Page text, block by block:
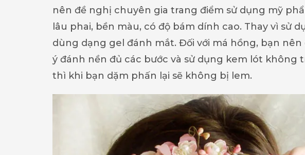
nên đề nghị chuyên gia trang điểm sử dụng mỹ
lâu phai, bền màu, có độ bám dính cao. Thay vì sử
dùng dạng gel đánh mắt. Đối với má hồng, bạn
ý đánh nền đủ các bước và sử dụng kem lót không
thì khi bạn dặm phấn lại sẽ không bị lem.